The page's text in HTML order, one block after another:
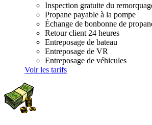
Inspection gratuite du
Propane payable à la pompe
Échange de bonbonne de
Retour client 24 heures
Entreposage de bateau
Entreposage de VR
Entreposage de véhicules
Voir les tarifs